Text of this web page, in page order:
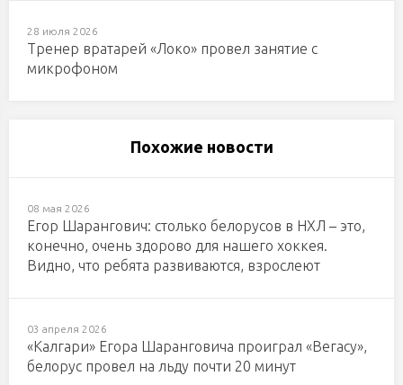
28 июля 2026
Тренер вратарей «Локо» провел занятие с
микрофоном
Похожие новости
08 мая 2026
Егор Шарангович: столько белорусов в НХЛ – это,
конечно, очень здорово для нашего хоккея.
Видно, что ребята развиваются, взрослеют
03 апреля 2026
«Калгари» Егора Шаранговича проиграл «Вегасу»,
белорус провел на льду почти 20 минут